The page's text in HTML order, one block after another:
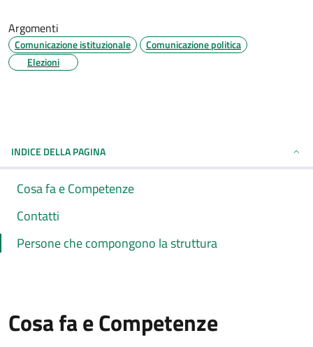
Argomenti
Comunicazione istituzionale
Comunicazione politica
Elezioni
INDICE DELLA PAGINA
Cosa fa e Competenze
Contatti
Persone che compongono la struttura
Cosa fa e Competenze